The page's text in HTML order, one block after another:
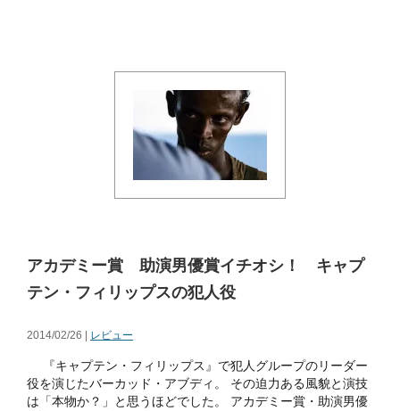
アカデミー賞 助演男優賞イチオシ！ キャプ
テン・フィリップスの犯人役
2014/02/26 | レビュー
『キャプテン・フィリップス』で犯人グループのリーダー
役を演じたバーカッド・アブディ。 その迫力ある風貌と演技
は「本物か？」と思うほどでした。 アカデミー賞・助演男優